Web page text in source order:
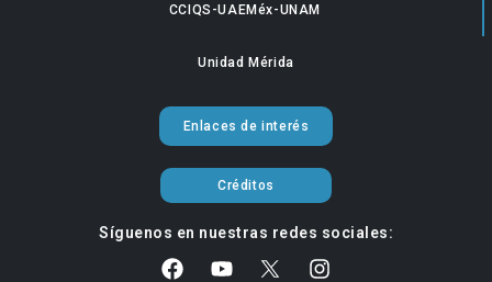
CCIQS-UAEMéx-UNAM
Unidad Mérida
Enlaces de interés
Créditos
Síguenos en nuestras redes sociales: